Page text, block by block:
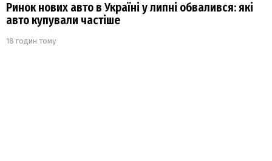
Ринок нових авто в Україні у липні обвалився: які
авто купували частіше
18 годин тому